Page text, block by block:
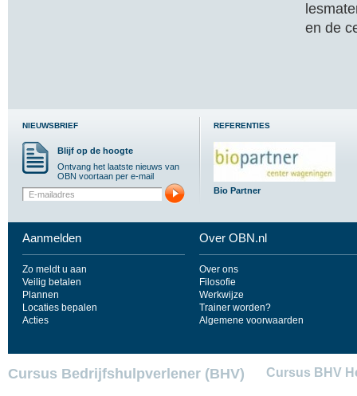
en de
NIEUWSBRIEF
Blijf op de hoogte
Ontvang het laatste nieuws van
OBN voortaan per e-mail
REFERENTIES
Bio Partner
Aanmelden
Zo meldt u aan
Veilig betalen
Plannen
Locaties bepalen
Acties
Over OBN.nl
Over ons
Filosofie
Werkwijze
Trainer worden?
Algemene voorwaarden
Cursus Bedrijfshulpverlener (BHV) Cursus BHV